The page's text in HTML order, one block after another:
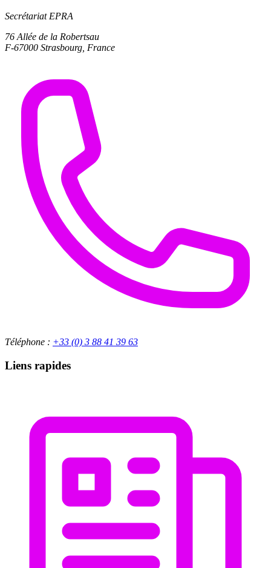
Secrétariat EPRA
76 Allée de la Robertsau
F-67000 Strasbourg, France
Téléphone : +33 (0) 3 88 41 39 63
Liens rapides